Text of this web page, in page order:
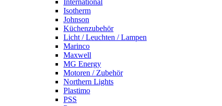
International
Isotherm
Johnson
Küchenzubehör
Licht / Leuchten / Lampen
Marinco
Maxwell
MG Energy
Motoren / Zubehör
Northern Lights
Plastimo
PSS